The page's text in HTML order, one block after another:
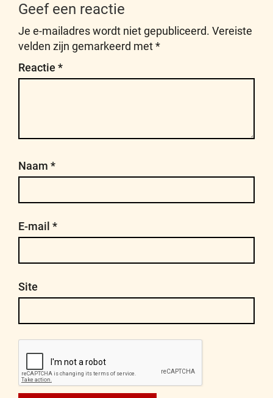
Geef een reactie
Je e-mailadres wordt niet gepubliceerd. Vereiste
velden zijn gemarkeerd met*
Reactie *
Naam *
E-mail *
Site